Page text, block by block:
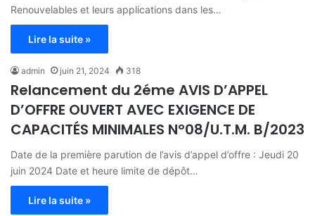
Renouvelables et leurs applications dans les…
Lire la suite »
admin juin 21, 2024 318
Relancement du 2éme AVIS D’APPEL
D’OFFRE OUVERT AVEC EXIGENCE DE
CAPACITÉS MINIMALES N°08/U.T.M. B/2023
Date de la première parution de l’avis d’appel d’offre : Jeudi 20
juin 2024 Date et heure limite de dépôt…
Lire la suite »